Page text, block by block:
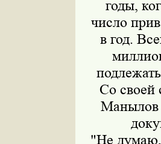
годы,
число
в год.
Со своей
Манылов
"Не думаю,